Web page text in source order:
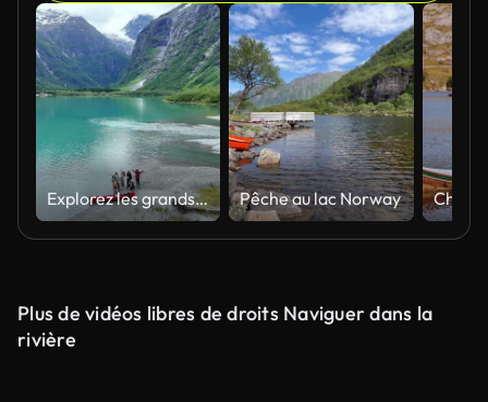
Explorez les grands espaces ensemble ! Pêche au lac Norway
Plus de vidéos libres de droits Naviguer dans la
rivière